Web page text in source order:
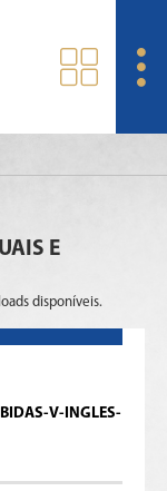
E
disponíveis.
V-INGLES-